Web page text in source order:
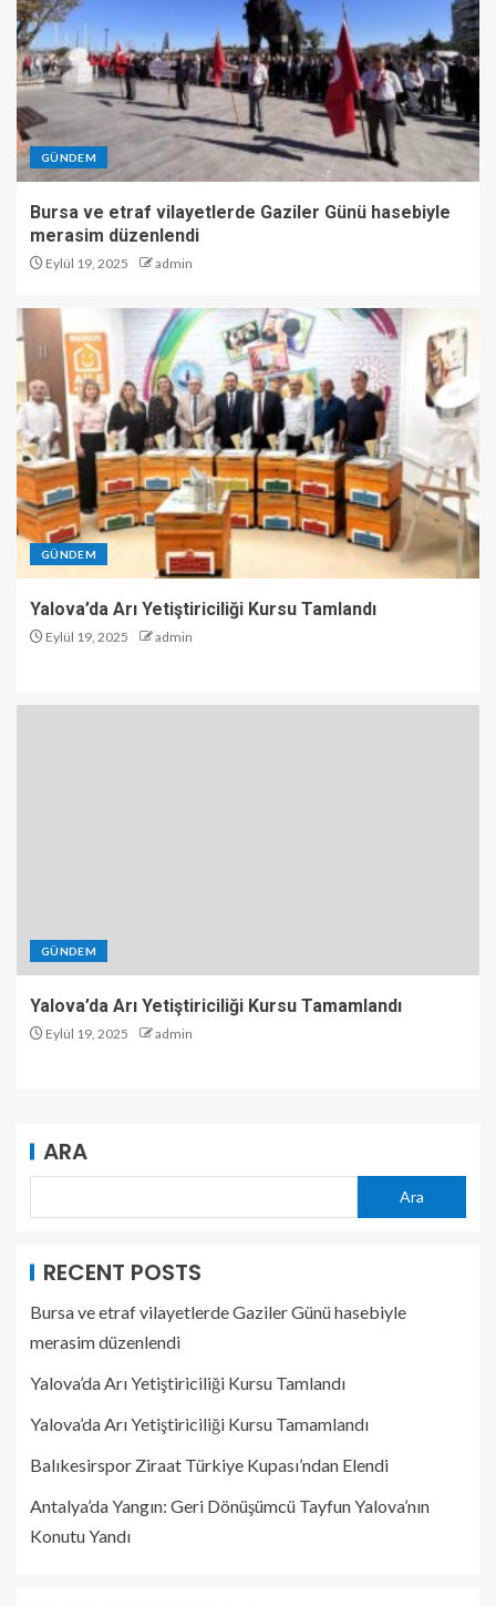
GÜNDEM
Bursa ve etraf vilayetlerde Gaziler Günü hasebiyle
merasim düzenlendi
Eylül 19, 2025 admin
GÜNDEM
Yalova’da Arı Yetiştiriciliği Kursu Tamlandı
Eylül 19, 2025 admin
GÜNDEM
Yalova’da Arı Yetiştiriciliği Kursu Tamamlandı
Eylül 19, 2025 admin
ARA
Ara
RECENT POSTS
Bursa ve etraf vilayetlerde Gaziler Günü hasebiyle
merasim düzenlendi
Yalova’da Arı Yetiştiriciliği Kursu Tamlandı
Yalova’da Arı Yetiştiriciliği Kursu Tamamlandı
Balıkesirspor Ziraat Türkiye Kupası’ndan Elendi
Antalya’da Yangın: Geri Dönüşümcü Tayfun Yalova’nın
Konutu Yandı